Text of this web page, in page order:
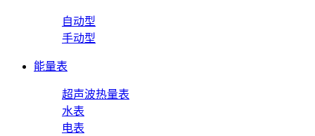
自动型
手动型
能量表
超声波热量表
水表
电表